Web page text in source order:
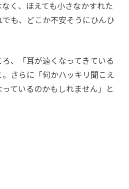
く、ほえても小さなかすれた
も、どこか不安そうにひんひ
、「耳が遠くなってきている
さらに「何かハッキリ聞こえ
ているのかもしれません」と